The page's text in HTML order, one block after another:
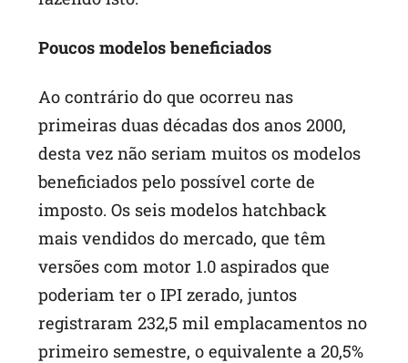
Poucos modelos beneficiados
Ao contrário do que ocorreu nas
primeiras duas décadas dos anos 2000,
desta vez não seriam muitos os modelos
beneficiados pelo possível corte de
imposto. Os seis modelos hatchback
mais vendidos do mercado, que têm
versões com motor 1.0 aspirados que
poderiam ter o IPI zerado, juntos
registraram 232,5 mil emplacamentos no
primeiro semestre, o equivalente a 20,5%